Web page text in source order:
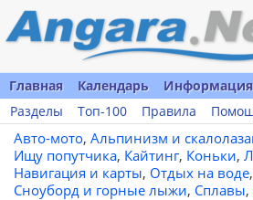
Главная Календарь Информация
Разделы
Топ-100 Правила
Авто-мото, Альпинизм и
Ищу попутчика, Кайтинг, Коньки,
Навигация и карты, Отдых на воде,
Сноуборд и горные лыжи, Сплавы,